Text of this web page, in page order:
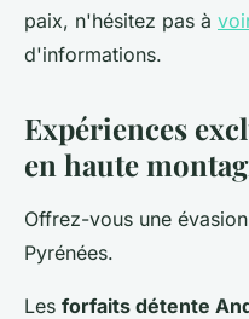
paix, n'hésitez pas à
d'informations.
Expériences
en haute
Offrez-vous une évasion
Pyrénées.
Les forfaits détente